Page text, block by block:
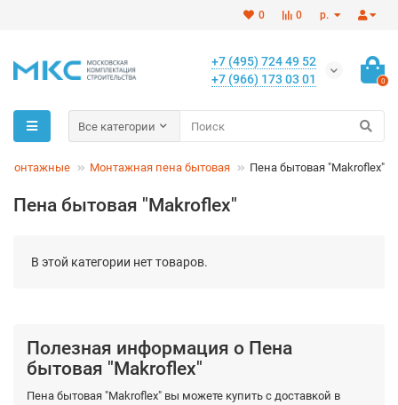
р.
0
0
+7 (495) 724 49 52
+7 (966) 173 03 01
0
Все категории
монтажные Монтажная пена бытовая Пена бытовая "Makroflex"
Пена бытовая "Makroflex"
В этой категории нет товаров.
Полезная информация о Пена
бытовая "Makroflex"
Пена бытовая "Makroflex" вы можете купить с доставкой в